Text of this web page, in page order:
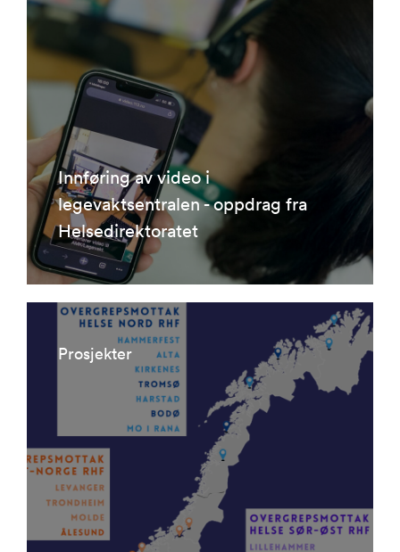
Innføring av video i
legevaktsentralen - oppdrag fra
Helsedirektoratet
Prosjekter